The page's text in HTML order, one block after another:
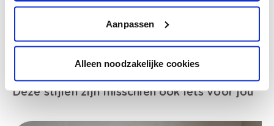
Aanpassen
Alleen noodzakelijke cookies
Deze stijlen zijn misschien ook iets voor jou